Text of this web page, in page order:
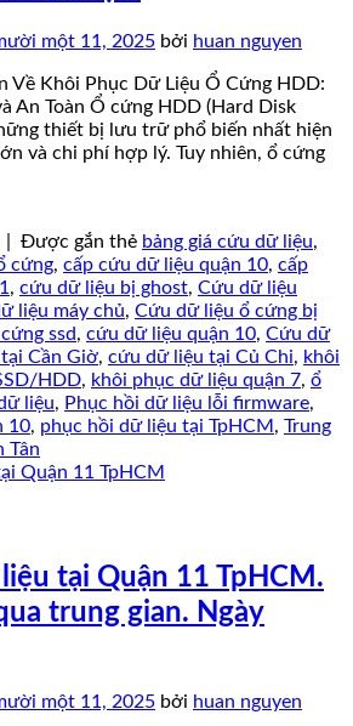
một 11, 2025 bởi huan nguyen
Về Khôi Phục Dữ Liệu Ổ Cứng HDD:
An Toàn Ổ cứng HDD (Hard Disk
thiết bị lưu trữ phổ biến nhất hiện
và chi phí hợp lý. Tuy nhiên, ổ cứng
Được gắn thẻ bảng giá cứu dữ liệu,
cứng, cấp cứu dữ liệu quận 10, cấp
, cứu dữ liệu bị ghost, Cứu dữ liệu
liệu máy chủ, Cứu dữ liệu ổ cứng bị
ssd, cứu dữ liệu quận 10, Cứu dữ
Cần Giờ, cứu dữ liệu tại Củ Chi, khôi
HDD, khôi phục dữ liệu quận 7, ổ
liệu, Phục hồi dữ liệu lỗi firmware,
10, phục hồi dữ liệu tại TpHCM , Trung
Tân
tại Quận 11 TpHCM.
trung gian. Ngày
một 11, 2025 bởi huan nguyen